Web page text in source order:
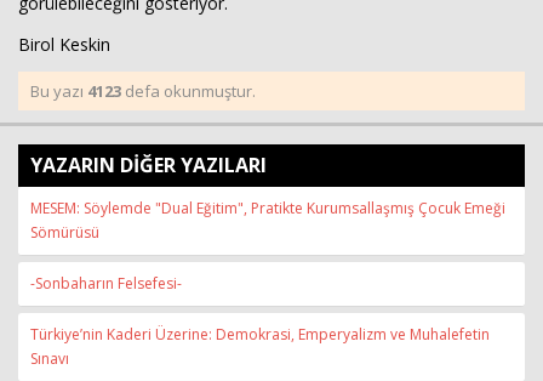
Birol Keskin
Bu yazı 4123 defa okunmuştur.
YAZARIN DİĞER YAZILARI
MESEM: Söylemde "Dual Eğitim", Pratikte Kurumsallaşmış Çocuk Emeği
Sömürüsü
-Sonbaharın Felsefesi-
Türkiye’nin Kaderi Üzerine: Demokrasi, Emperyalizm ve Muhalefetin
Sınavı